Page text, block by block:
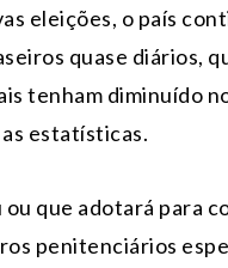
eleições, o país
quase diários,
tenham diminuído
estatísticas.
que adotará para
penitenciários